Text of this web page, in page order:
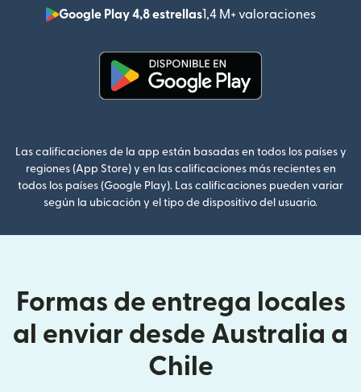
Google Play 4,8 estrellas1,4 M+ valoraciones
(se
Las calificaciones de la app están basadas en todos los países y
regiones (App Store) y en las calificaciones más recientes en
todos los países (Google Play). Las calificaciones pueden variar
según la ubicación y el tipo de dispositivo del usuario.
Formas de entrega locales
al enviar desde Australia a
Chile